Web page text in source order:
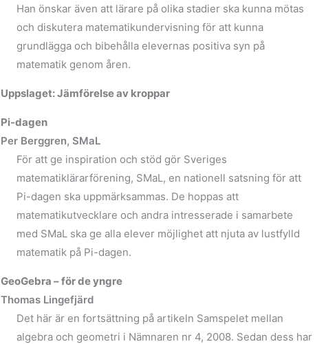
Han önskar även att lärare på olika stadier ska kunna mötas
och diskutera matematikundervisning för att kunna
grundlägga och bibehålla elevernas positiva syn på
matematik genom åren.
Uppslaget: Jämförelse av kroppar
Pi-dagen
Per Berggren, SMaL
För att ge inspiration och stöd gör Sveriges
matematiklärarförening, SMaL, en nationell satsning för att
Pi-dagen ska uppmärksammas. De hoppas att
matematikutvecklare och andra intresserade i samarbete
med SMaL ska ge alla elever möjlighet att njuta av lustfylld
matematik på Pi-dagen.
GeoGebra – för de yngre
Thomas Lingefjärd
Det här är en fortsättning på artikeln Samspelet mellan
algebra och geometri i Nämnaren nr 4, 2008. Sedan dess har